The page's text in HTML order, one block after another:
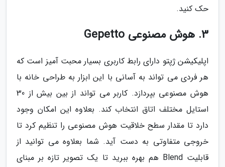
حک کنید.
3. هوش مصنوعی Gepetto
اپلیکیشن ژپتو دارای رابط کاربری بسیار محبت آمیز است که
هر فردی می تواند به آسانی با این ابزار به طراحی خانه با
هوش مصنوعی بپردازد. کاربر می تواند از بین بیش از 30
استایل مختلف اتاق انتخاب کند. بعلاوه این امکان وجود
دارد تا مقدار سطح خلاقیت هوش مصنوعی را تنظیم کرد تا
خروجی متفاوتی به دست آید. شما بعلاوه می توانید از
قابلیت Blend هم بهره ببرید تا یک تصویر تازه بر مبنای